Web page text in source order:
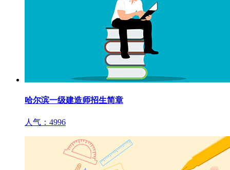
哈尔滨一级建造师招生简章
人气：4996